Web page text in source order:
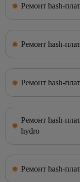
Ремонт hash-
Ремонт hash-
Ремонт hash-
Ремонт hash-
hydro
Ремонт hash-